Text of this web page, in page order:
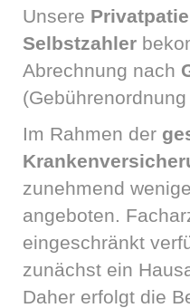
Unsere
Selbstzahler
Abrechnung nach
Im Rahmen der
zunehmend
angeboten.
eingeschränkt
zunächst ein
Daher erfolgt die